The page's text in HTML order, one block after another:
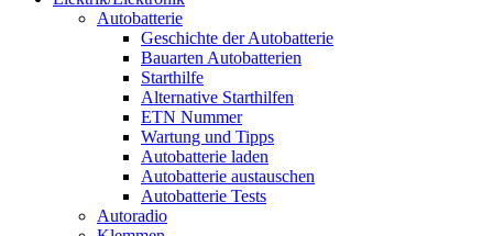
Autobatterie
Geschichte der Autobatterie
Bauarten Autobatterien
Starthilfe
Alternative Starthilfen
ETN Nummer
Wartung und Tipps
Autobatterie laden
Autobatterie austauschen
Autobatterie Tests
Autoradio